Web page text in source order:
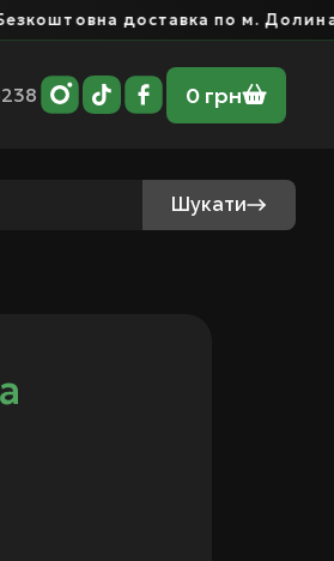
доставка по м. Долина
0 грн
Шукати